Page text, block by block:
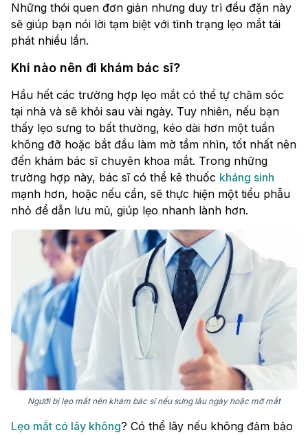
Những thói quen đơn giản nhưng duy trì đều đặn này
sẽ giúp bạn nói lời tạm biệt với tình trạng lẹo mắt tái
phát nhiều lần.
Khi nào nên đi khám bác sĩ?
Hầu hết các trường hợp lẹo mắt có thể tự chăm sóc
tại nhà và sẽ khỏi sau vài ngày. Tuy nhiên, nếu bạn
thấy lẹo sưng to bất thường, kéo dài hơn một tuần
không đỡ hoặc bắt đầu làm mờ tầm nhìn, tốt nhất nên
đến khám bác sĩ chuyên khoa mắt. Trong những
trường hợp này, bác sĩ có thể kê thuốc kháng sinh
mạnh hơn, hoặc nếu cần, sẽ thực hiện một tiểu phẫu
nhỏ để dẫn lưu mủ, giúp lẹo nhanh lành hơn.
Người bị lẹo mắt nên khám bác sĩ nếu sưng lâu ngày hoặc mờ mắt
Lẹo mắt có lây không? Có thể lây nếu không đảm bảo